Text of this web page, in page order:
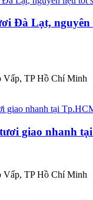
Đà Lạt, nguyên
Vấp, TP Hồ Chí Minh
giao nhanh
Vấp, TP Hồ Chí Minh